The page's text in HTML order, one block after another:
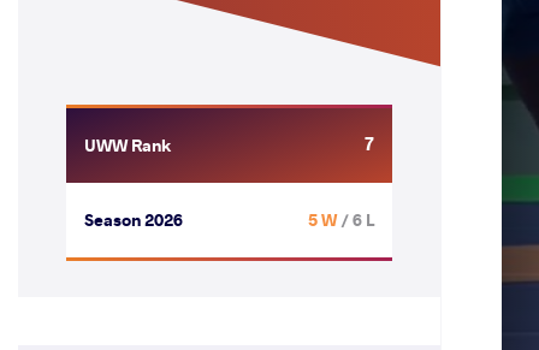
UWW Rank 7
Season 2026 5 W/ 6 L